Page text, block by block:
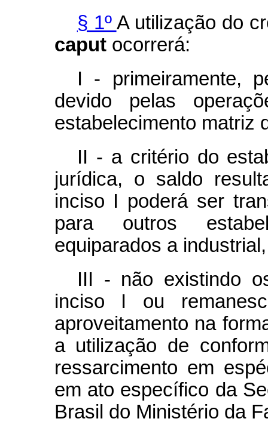
§ 1º A utilização do
caput ocorrerá:
I - primeiramente,
devido pelas
estabelecimento matriz
II - a critério do
jurídica, o saldo
inciso I poderá ser
para outros
equiparados a
III - não existindo
inciso I ou
aproveitamento na
a utilização de
ressarcimento em
em ato específico da
Brasil do Ministério da